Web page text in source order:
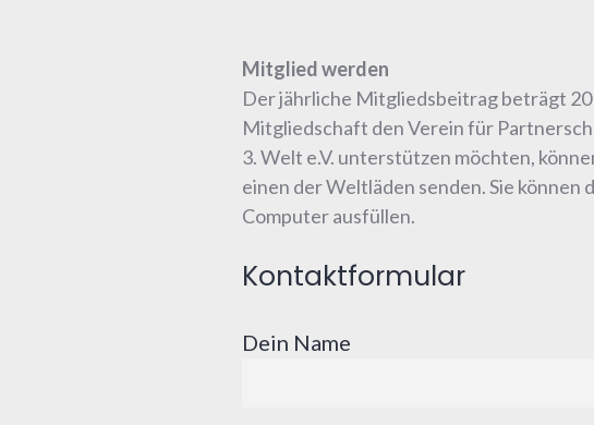
Mitglied werden
Der jährliche Mitgliedsbeitrag beträgt 20
Mitgliedschaft den Verein für
3. Welt e.V. unterstützen möchten,
einen der Weltläden senden. Sie können
Computer ausfüllen.
Kontaktformular
Dein Name